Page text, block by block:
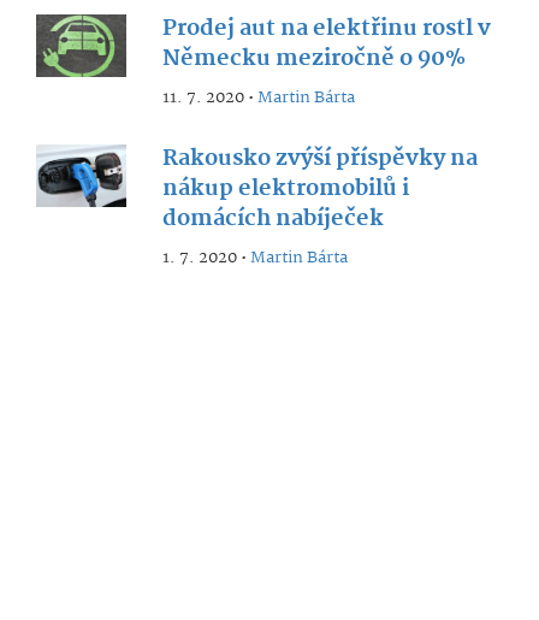
Prodej aut na elektřinu rostl v
Německu meziročně o 90%
11. 7. 2020 •Martin Bárta
Rakousko zvýší příspěvky na
nákup elektromobilů i
domácích nabíječek
1. 7. 2020 •Martin Bárta